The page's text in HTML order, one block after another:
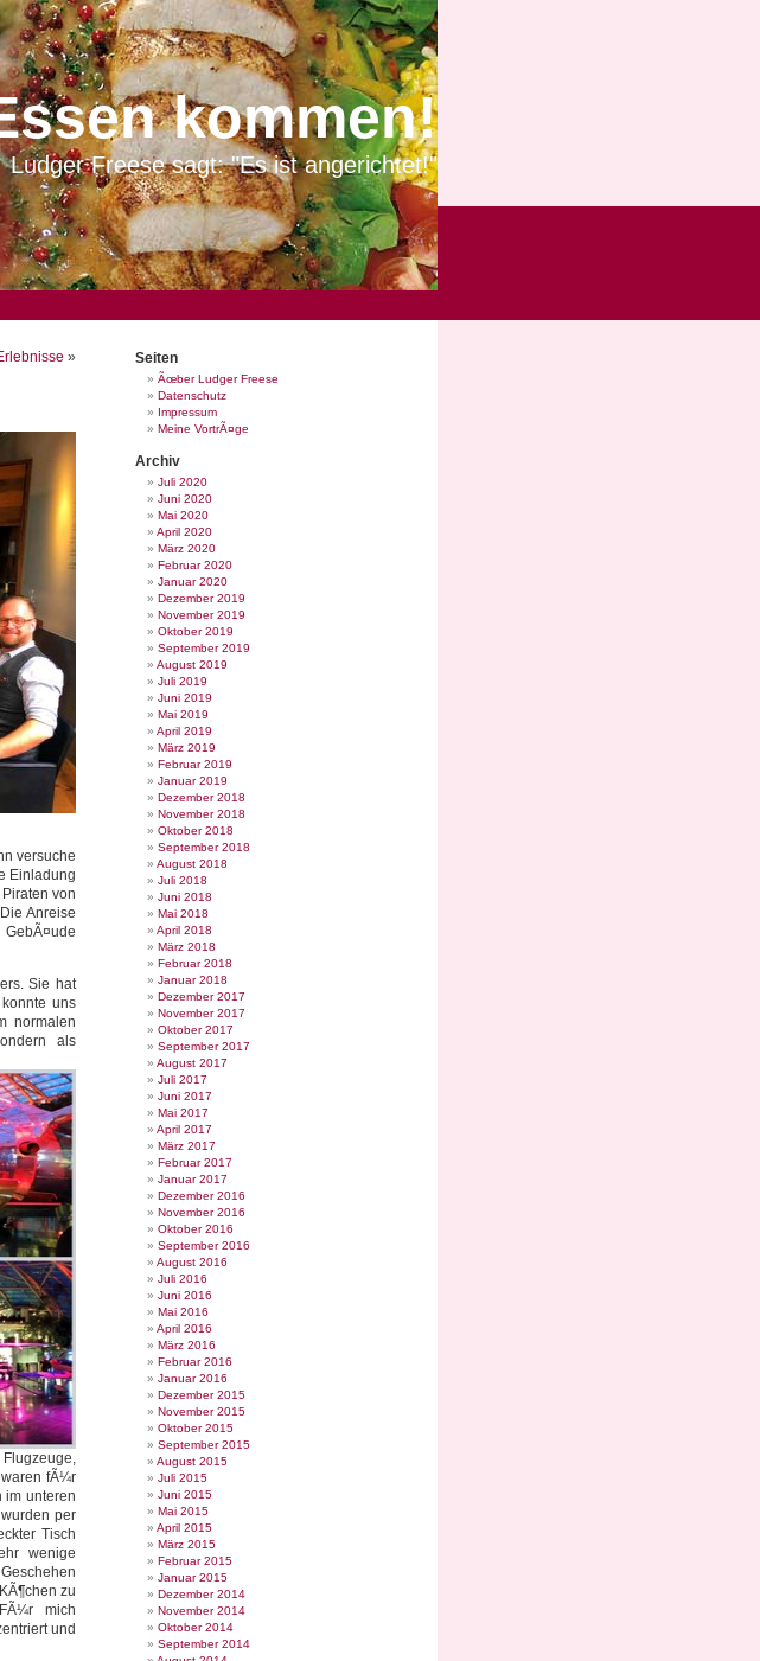
kommen!
Ludger Freese sagt: "Es ist angerichtet!"
»
versuche
Einladung
von
Anreise
Sie hat
uns
normalen
als
fÃ¼r
im unteren
per
Tisch
wenige
zu
mich
und
Seiten
Ãœber Ludger Freese
Datenschutz
Impressum
Meine VortrÃ¤ge
Archiv
Juli 2020
Juni 2020
Mai 2020
April 2020
März 2020
Februar 2020
Januar 2020
Dezember 2019
November 2019
Oktober 2019
September 2019
August 2019
Juli 2019
Juni 2019
Mai 2019
April 2019
März 2019
Februar 2019
Januar 2019
Dezember 2018
November 2018
Oktober 2018
September 2018
August 2018
Juli 2018
Juni 2018
Mai 2018
April 2018
März 2018
Februar 2018
Januar 2018
Dezember 2017
November 2017
Oktober 2017
September 2017
August 2017
Juli 2017
Juni 2017
Mai 2017
April 2017
März 2017
Februar 2017
Januar 2017
Dezember 2016
November 2016
Oktober 2016
September 2016
August 2016
Juli 2016
Juni 2016
Mai 2016
April 2016
März 2016
Februar 2016
Januar 2016
Dezember 2015
November 2015
Oktober 2015
September 2015
August 2015
Juli 2015
Juni 2015
Mai 2015
April 2015
März 2015
Februar 2015
Januar 2015
Dezember 2014
November 2014
Oktober 2014
September 2014